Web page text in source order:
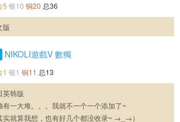
5 银10 铜20 总36
版
NIKOLI遊戲V 數獨
1 银1 铜11 总13
英韩版
有一大堆。。。我就不一个一个添加了~
实就算我想，也有好几个都没收录~ →_→）